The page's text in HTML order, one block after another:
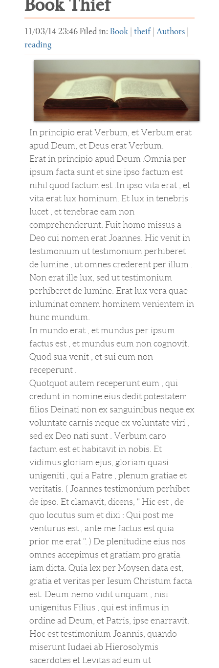
Blog
Contact Us
Extra
files
sitemap1
sitemap
Extra Content
purchase 29.99
Book Thief
11/03/14 23:46 Filed in: Book theif Authors
reading
In principio erat Verbum, et Verbum erat
apud Deum, et Deus erat Verbum.
Erat in principio apud Deum .Omnia per
ipsum facta sunt et sine ipso factum est
nihil quod factum est .In ipso vita erat , et
vita erat lux hominum. Et lux in tenebris
lucet , et tenebrae eam non
comprehenderunt. Fuit homo missus a
Deo cui nomen erat Joannes. Hic venit in
testimonium ut testimonium perhiberet
de lumine , ut omnes crederent per illum .
Non erat ille lux, sed ut testimonium
perhiberet de lumine. Erat lux vera quae
inluminat omnem hominem venientem in
hunc mundum.
In mundo erat , et mundus per ipsum
factus est , et mundus eum non cognovit.
Quod sua venit , et sui eum non
receperunt .
Quotquot autem receperunt eum , qui
credunt in nomine eius dedit potestatem
filios Deinati non ex sanguinibus neque ex
voluntate carnis neque ex voluntate viri ,
sed ex Deo nati sunt . Verbum caro
factum est et habitavit in nobis. Et
vidimus gloriam ejus, gloriam quasi
unigeniti , qui a Patre , plenum gratiae et
veritatis. ( Joannes testimonium perhibet
de ipso. Et clamavit, dicens, " Hic est , de
quo locutus sum et dixi : Qui post me
venturus est , ante me factus est quia
prior me erat ". ) De plenitudine eius nos
omnes accepimus et gratiam pro gratia
iam dicta. Quia lex per Moysen data est,
gratia et veritas per Iesum Christum facta
est. Deum nemo vidit unquam , nisi
unigenitus Filius , qui est infimus in
ordine ad Deum, et Patris, ipse enarravit.
Hoc est testimonium Joannis, quando
miserunt Iudaei ab Hierosolymis
sacerdotes et Levitas ad eum ut